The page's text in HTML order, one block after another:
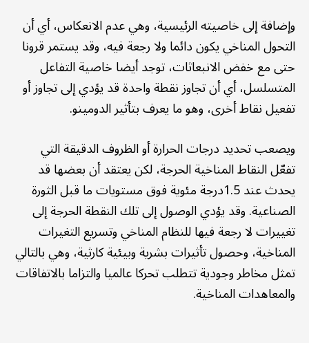
وإضافة إلى خاصيته الرئيسية، وهي عدم الانعكاس، أي أن
التحول المناخي يكون دائما ولا رجعة فيه، وقد يستمر قرونا
حتى مع خفض الانبعاثات، توجد أيضا خاصية التفاعل
المتسلسل، أي أن تجاوز نقطة واحدة قد يؤدي إلى تجاوز أو
تفعيل نقاط أخرى، وهو ما يعرف بتأثير الدومينو.
ويصعب تحديد درجات الحرارة أو الظروف الدقيقة التي
تفعّل النقاط المناخية الحرجة، لكن يعتقد أن بعضها قد
يحدث عند 1.5درجة مئوية فوق مستويات ما قبل الثورة
الصناعية. وقد يؤدي الوصول إلى تلك النقطة الحرجة إلى
تغييرات لا رجعة فيها للنظام المناخي وتسريع التغيرات
المناخية، وحصول تأثيرات بشرية وبيئية كارثية، وهي بالتالي
تمثل مخاطر وجودية تتطلب تحركا عالميا والتزاما بالاتفاقات
والمعاهدات المناخية.